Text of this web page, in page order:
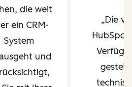
die weit
ein CRM-
System
und
Die
HubSpot